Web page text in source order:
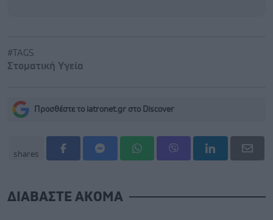
#TAGS
Στοματική Υγεία
Προσθέστε το iatronet.gr στο Discover
shares
ΔΙΑΒΑΣΤΕ ΑΚΟΜΑ